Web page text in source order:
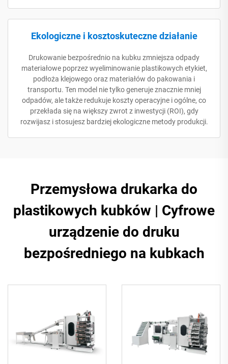
Ekologiczne i kosztoskuteczne działanie
Drukowanie bezpośrednio na kubku zmniejsza odpady
materiałowe poprzez wyeliminowanie plastikowych etykiet,
podłoża klejowego oraz materiałów do pakowania i
transportu. Ten model nie tylko generuje znacznie mniej
odpadów, ale także redukuje koszty operacyjne i ogólne, co
przekłada się na większy zwrot z inwestycji (ROI), gdy
rozwijasz i stosujesz bardziej ekologiczne metody produkcji.
Przemysłowa drukarka do
plastikowych kubków | Cyfrowe
urządzenie do druku
bezpośredniego na kubkach